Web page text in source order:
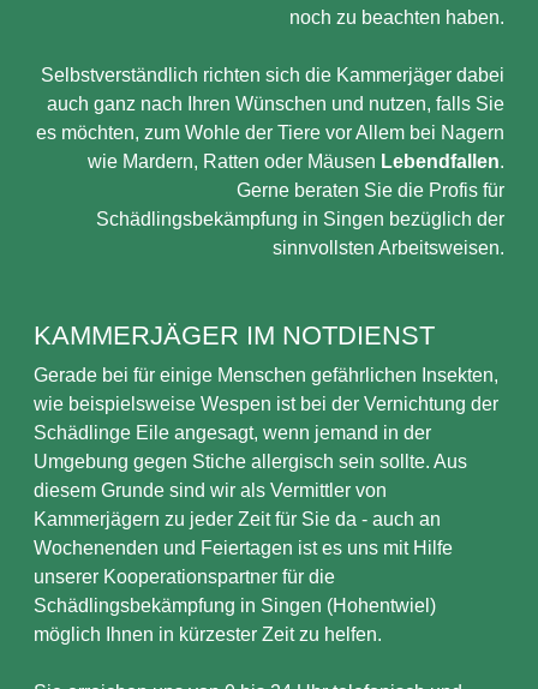
noch zu beachten haben.
Selbstverständlich richten sich die Kammerjäger dabei
auch ganz nach Ihren Wünschen und nutzen, falls Sie
es möchten, zum Wohle der Tiere vor Allem bei Nagern
wie Mardern, Ratten oder Mäusen Lebendfallen.
Gerne beraten Sie die Profis für
Schädlingsbekämpfung in Singen bezüglich der
sinnvollsten Arbeitsweisen.
KAMMERJÄGER IM NOTDIENST
Gerade bei für einige Menschen gefährlichen Insekten,
wie beispielsweise Wespen ist bei der Vernichtung der
Schädlinge Eile angesagt, wenn jemand in der
Umgebung gegen Stiche allergisch sein sollte. Aus
diesem Grunde sind wir als Vermittler von
Kammerjägern zu jeder Zeit für Sie da - auch an
Wochenenden und Feiertagen ist es uns mit Hilfe
unserer Kooperationspartner für die
Schädlingsbekämpfung in Singen (Hohentwiel)
möglich Ihnen in kürzester Zeit zu helfen.